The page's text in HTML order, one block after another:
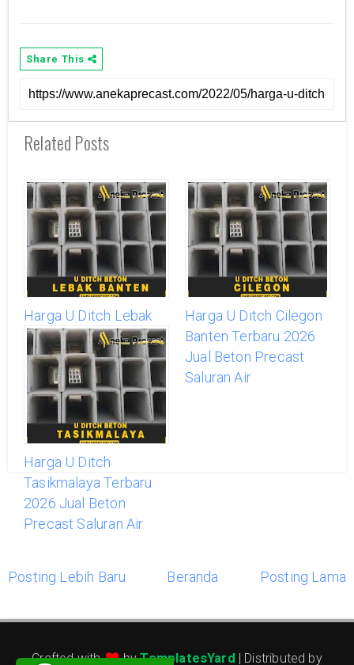
Share This
Related Posts
Harga U Ditch Lebak
Banten Terbaru 2026
Jual Beton Precast
Saluran Air
Harga U Ditch Cilegon
Banten Terbaru 2026
Jual Beton Precast
Saluran Air
Harga U Ditch
Tasikmalaya Terbaru
2026 Jual Beton
Precast Saluran Air
Posting Lebih Baru Beranda Posting Lama
Crafted with byTemplatesYard | Distributed by